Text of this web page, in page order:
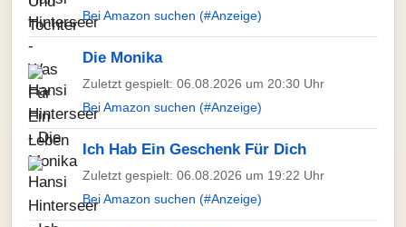
Bei Amazon suchen (#Anzeige)
Die Monika
Zuletzt gespielt: 06.08.2026 um 20:30 Uhr
Bei Amazon suchen (#Anzeige)
Ich Hab Ein Geschenk Für Dich
Zuletzt gespielt: 06.08.2026 um 19:22 Uhr
Bei Amazon suchen (#Anzeige)